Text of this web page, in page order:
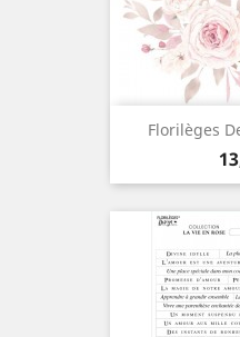
Florilèges